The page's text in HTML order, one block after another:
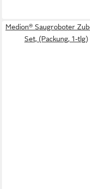
Medion® Saugroboter
Set, (Packung, 1-tlg)